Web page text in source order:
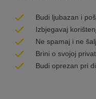
Budi ljubazan i
Izbjegavaj
Ne spamaj i ne
Brini o svojoj
Budi oprezan pri